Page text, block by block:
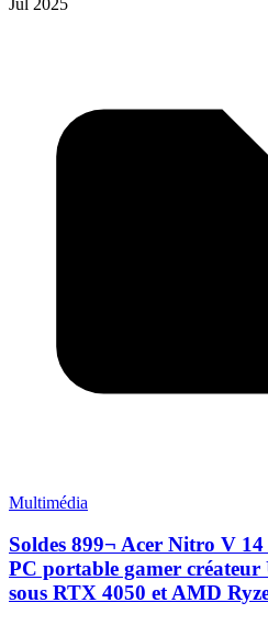
Multimédia
Soldes 899¬ Acer Nitro V
PC portable gamer
sous RTX 4050 et AMD